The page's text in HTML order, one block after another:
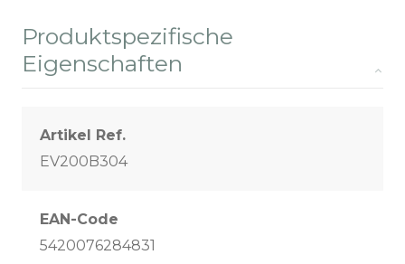
Produktspezifische
Eigenschaften
Artikel Ref.
EV200B304
EAN-Code
5420076284831